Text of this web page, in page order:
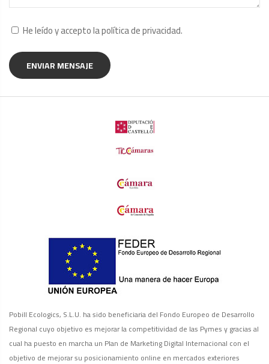
He leído y accepto lapolítica de privacidad.
Pobill Ecologics, S.L.U. ha sido beneficiaria del Fondo Europeo de Desarrollo
Regional cuyo objetivo es mejorar la competitividad de las Pymes y gracias al
cual ha puesto en marcha un Plan de Marketing Digital Internacional con el
objetivo de mejorar su posicionamiento online en mercados exteriores